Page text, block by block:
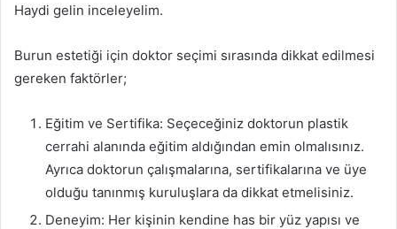
Haydi gelin inceleyelim.
Burun estetiği için doktor seçimi sırasında dikkat edilmesi
gereken faktörler;
Eğitim ve Sertifika: Seçeceğiniz doktorun plastik
cerrahi alanında eğitim aldığından emin olmalısınız.
Ayrıca doktorun çalışmalarına, sertifikalarına ve üye
olduğu tanınmış kuruluşlara da dikkat etmelisiniz.
Deneyim: Her kişinin kendine has bir yüz yapısı ve